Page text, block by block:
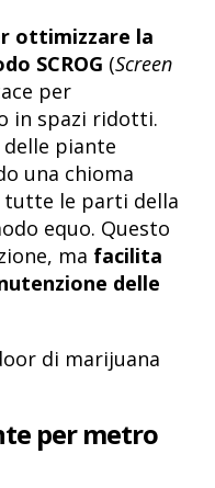
ottimizzare la
SCROG (Screen
per
in spazi ridotti.
piante
una chioma
le parti della
equo. Questo
ma facilita
delle
per metro